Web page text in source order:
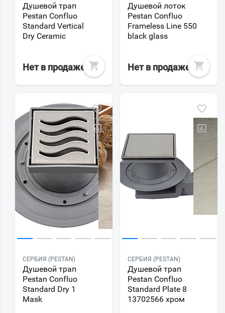
Душевой трап
Pestan Confluo
Standard Vertical
Dry Ceramic
Нет в продаже
Душевой лоток
Pestan Confluo
Frameless Line 550
black glass
Нет в продаже
СЕРБИЯ (PESTAN)
Душевой трап
Pestan Confluo
Standard Dry 1
Mask
СЕРБИЯ (PESTAN)
Душевой трап
Pestan Confluo
Standard Plate 8
13702566 хром